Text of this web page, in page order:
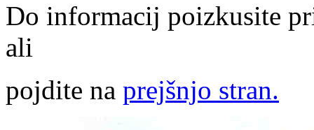
Do informacij poizkusite
ali
pojdite na prejšnjo stran.